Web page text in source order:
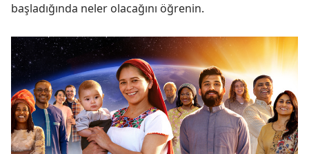
başladığında neler olacağını öğrenin.